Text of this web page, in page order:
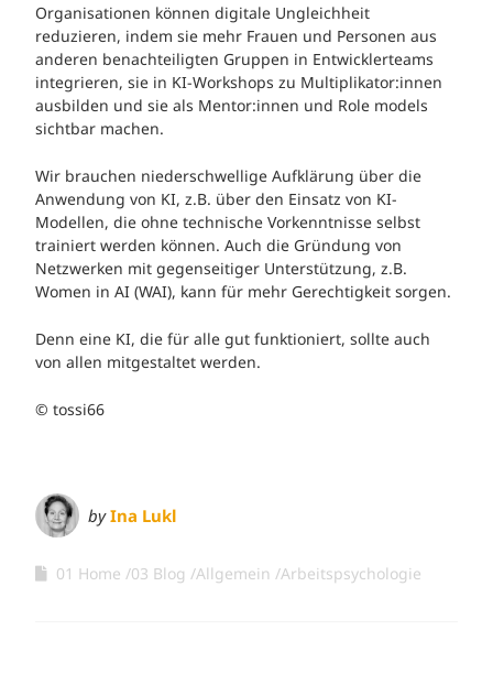
Organisationen können digitale Ungleichheit
reduzieren, indem sie mehr Frauen und Personen aus
anderen benachteiligten Gruppen in Entwicklerteams
integrieren, sie in KI-Workshops zu Multiplikator:innen
ausbilden und sie als Mentor:innen und Role models
sichtbar machen.
Wir brauchen niederschwellige Aufklärung über die
Anwendung von KI, z.B. über den Einsatz von KI-
Modellen, die ohne technische Vorkenntnisse selbst
trainiert werden können. Auch die Gründung von
Netzwerken mit gegenseitiger Unterstützung, z.B.
Women in AI (WAI), kann für mehr Gerechtigkeit sorgen.
Denn eine KI, die für alle gut funktioniert, sollte auch
von allen mitgestaltet werden.
© tossi66
byIna Lukl
01 Home 03 Blog Allgemein Arbeitspsychologie